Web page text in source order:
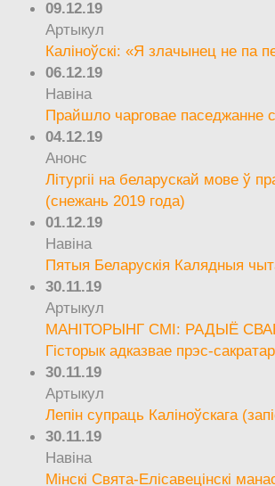
09.12.19
Артыкул
Каліноўскі: «Я злачынец не па
06.12.19
Навіна
Прайшло чарговае паседжанне
04.12.19
Анонс
Літургіі на беларускай мове ў
(снежань 2019 года)
01.12.19
Навіна
Пятыя Беларускія Калядныя
30.11.19
Артыкул
МАНІТОРЫНГ СМІ: РАДЫЁ
Гісторык адказвае прэс-
30.11.19
Артыкул
Лепін супраць Каліноўскага
30.11.19
Навіна
Мінскі Свята-Елісавецінскі